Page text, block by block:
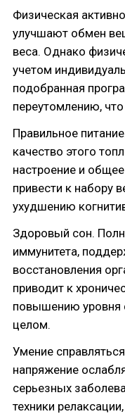
Физическая
улучшают обмен
веса. Однако
учетом
подобранная
переутомлению,
Правильное
качество этого
настроение и
привести к набору
ухудшению
Здоровый сон.
иммунитета,
восстановления
приводит к
повышению уровня
целом.
Умение
напряжение
серьезных
техники